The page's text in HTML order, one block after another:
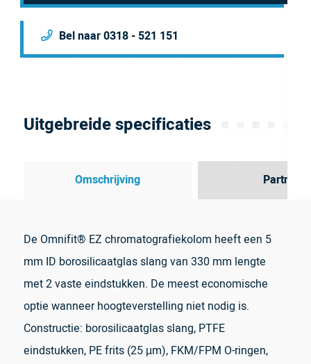
Bel naar 0318 - 521 151
Uitgebreide specificaties
Omschrijving Partner
De Omnifit® EZ chromatografiekolom heeft een 5
mm ID borosilicaatglas slang van 330 mm lengte
met 2 vaste eindstukken. De meest economische
optie wanneer hoogteverstelling niet nodig is.
Constructie: borosilicaatglas slang, PTFE
eindstukken, PE frits (25 µm), FKM/FPM O-ringen,